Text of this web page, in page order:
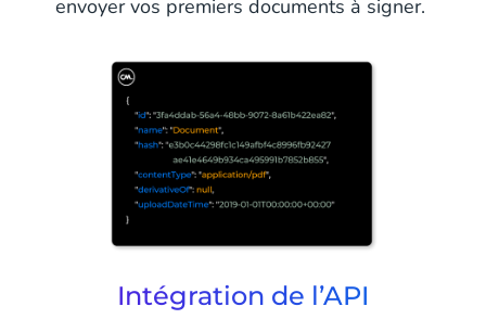
envoyer vos premiers documents à signer.
Intégration de l’API